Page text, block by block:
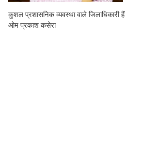
कुशल प्रशासनिक व्यवस्था वाले जिलाधिकारी हैं
ओम प्रकाश कसेरा